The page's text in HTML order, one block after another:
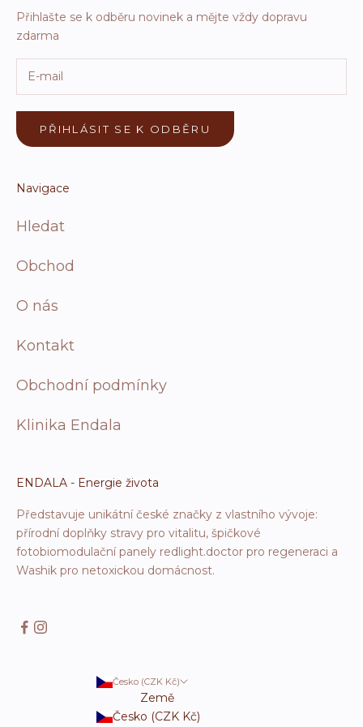
Přihlašte se k odběru novinek a mějte vždy dopravu
zdarma
PŘIHLÁSIT SE K ODBĚRU
Navigace
Hledat
Obchod
O nás
Kontakt
Obchodní podmínky
Klinika Endala
ENDALA - Energie života
Představuje unikátní české značky z vlastního vývoje:
přírodní doplňky stravy pro vitalitu, špičkové
fotobiomodulační panely redlight.doctor pro regeneraci a
Washik pro netoxickou domácnost.
Česko (CZK Kč)
Země
Česko (CZK Kč)